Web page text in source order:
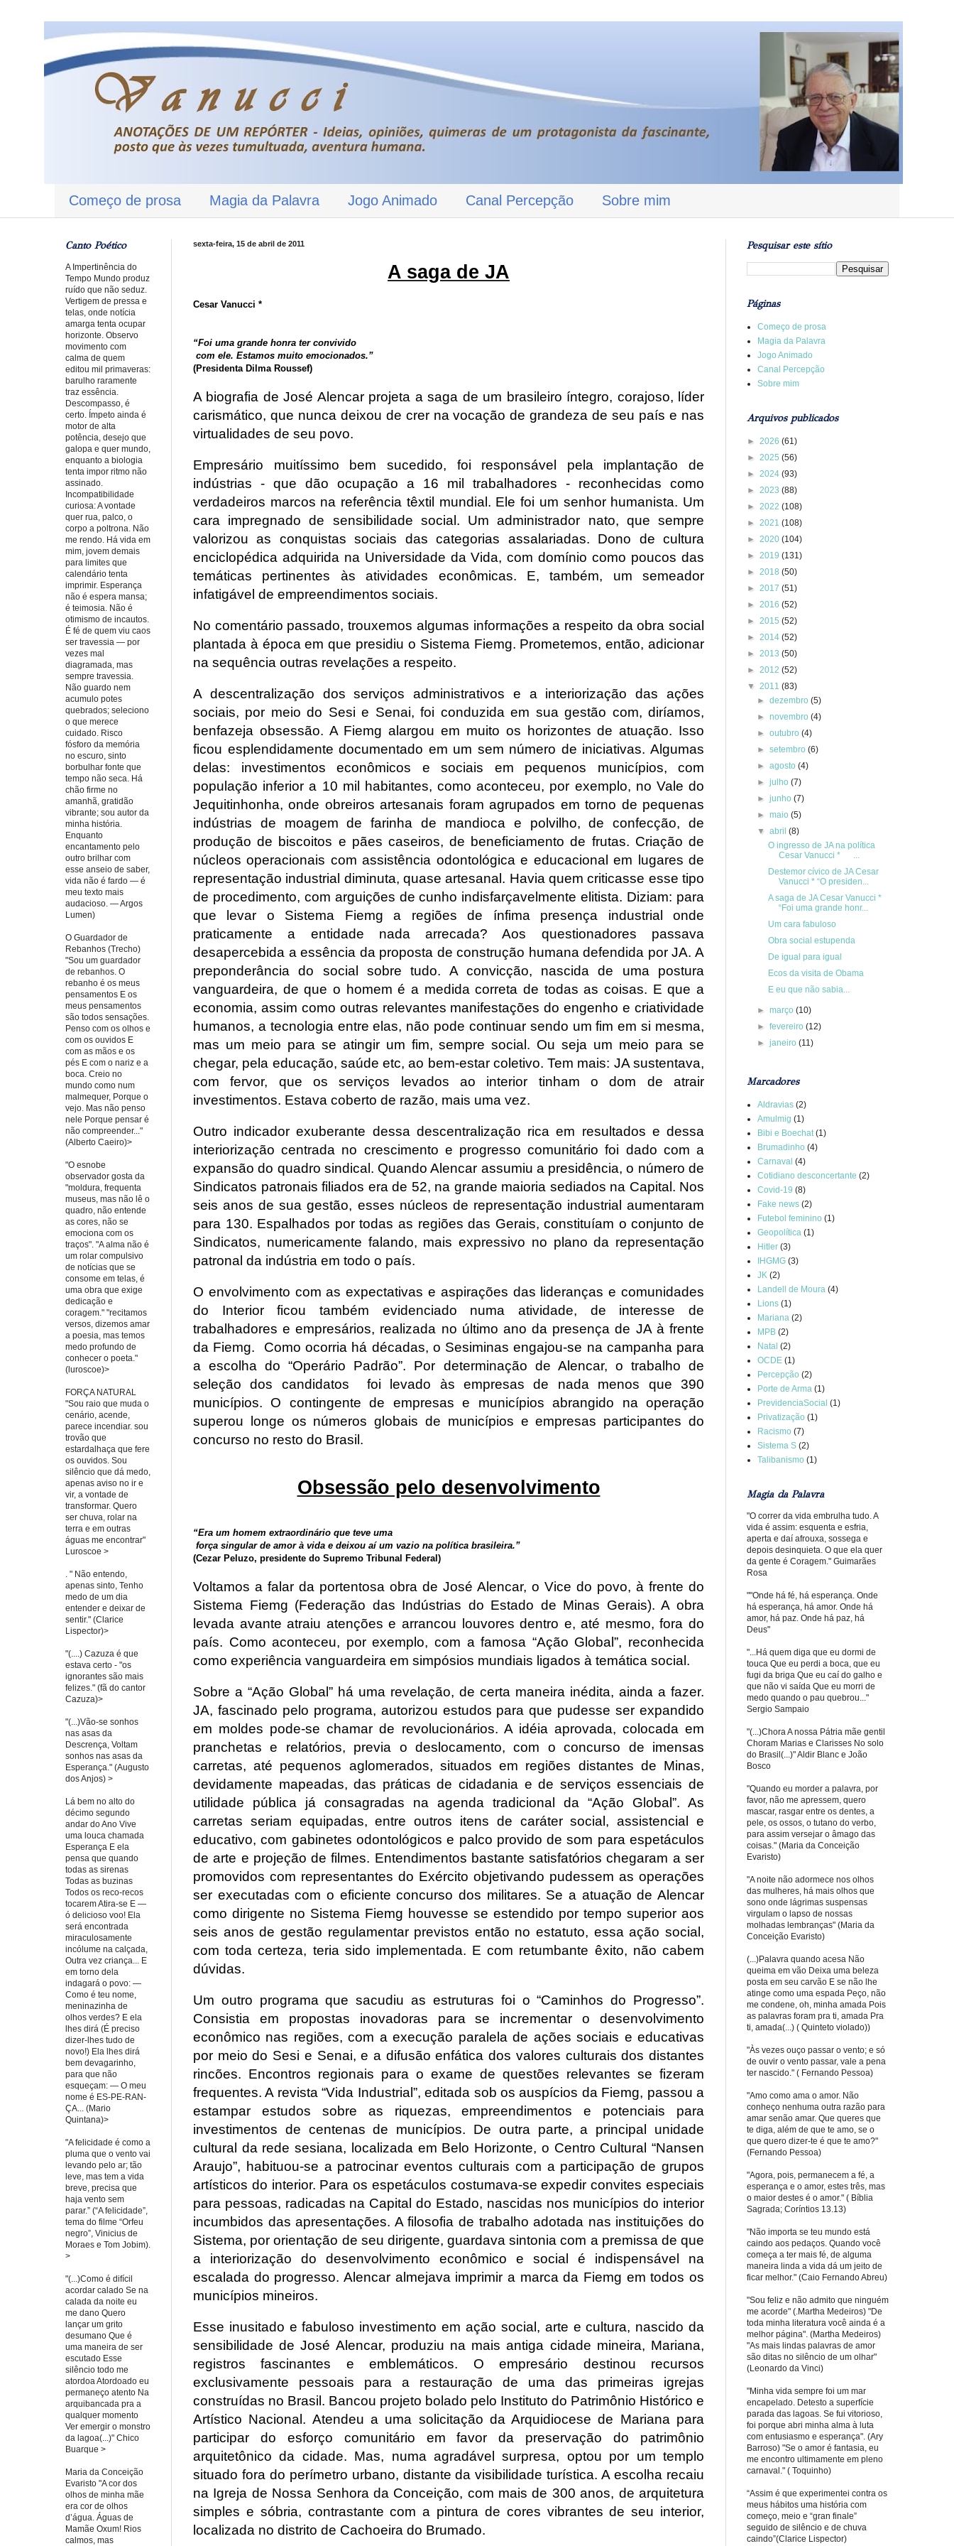
Começo de prosa Magia da Palavra Jogo Animado Canal Percepção Sobre mim
sexta-feira, 15 de abril de 2011
A saga de JA
Cesar Vanucci *
“Foi uma grande honra ter convivido
com ele. Estamos muito emocionados.”
(Presidenta Dilma Roussef)
A biografia de José Alencar projeta a saga de um brasileiro íntegro, corajoso, líder
carismático, que nunca deixou de crer na vocação de grandeza de seu país e nas
virtualidades de seu povo.
Empresário muitíssimo bem sucedido, foi responsável pela implantação de
indústrias - que dão ocupação a 16 mil trabalhadores - reconhecidas como
verdadeiros marcos na referência têxtil mundial. Ele foi um senhor humanista. Um
cara impregnado de sensibilidade social. Um administrador nato, que sempre
valorizou as conquistas sociais das categorias assalariadas. Dono de cultura
enciclopédica adquirida na Universidade da Vida, com domínio como poucos das
temáticas pertinentes às atividades econômicas. E, também, um semeador
infatigável de empreendimentos sociais.
No comentário passado, trouxemos algumas informações a respeito da obra social
plantada à época em que presidiu o Sistema Fiemg. Prometemos, então, adicionar
na sequência outras revelações a respeito.
A descentralização dos serviços administrativos e a interiorização das ações
sociais, por meio do Sesi e Senai, foi conduzida em sua gestão com, diríamos,
benfazeja obsessão. A Fiemg alargou em muito os horizontes de atuação. Isso
ficou esplendidamente documentado em um sem número de iniciativas. Algumas
delas: investimentos econômicos e sociais em pequenos municípios, com
população inferior a 10 mil habitantes, como aconteceu, por exemplo, no Vale do
Jequitinhonha, onde obreiros artesanais foram agrupados em torno de pequenas
indústrias de moagem de farinha de mandioca e polvilho, de confecção, de
produção de biscoitos e pães caseiros, de beneficiamento de frutas. Criação de
núcleos operacionais com assistência odontológica e educacional em lugares de
representação industrial diminuta, quase artesanal. Havia quem criticasse esse tipo
de procedimento, com arguições de cunho indisfarçavelmente elitista. Diziam: para
que levar o Sistema Fiemg a regiões de ínfima presença industrial onde
praticamente a entidade nada arrecada? Aos questionadores passava
desapercebida a essência da proposta de construção humana defendida por JA. A
preponderância do social sobre tudo. A convicção, nascida de uma postura
vanguardeira, de que o homem é a medida correta de todas as coisas. E que a
economia, assim como outras relevantes manifestações do engenho e criatividade
humanos, a tecnologia entre elas, não pode continuar sendo um fim em si mesma,
mas um meio para se atingir um fim, sempre social. Ou seja um meio para se
chegar, pela educação, saúde etc, ao bem-estar coletivo. Tem mais: JA sustentava,
com fervor, que os serviços levados ao interior tinham o dom de atrair
investimentos. Estava coberto de razão, mais uma vez.
Outro indicador exuberante dessa descentralização rica em resultados e dessa
interiorização centrada no crescimento e progresso comunitário foi dado com a
expansão do quadro sindical. Quando Alencar assumiu a presidência, o número de
Sindicatos patronais filiados era de 52, na grande maioria sediados na Capital. Nos
seis anos de sua gestão, esses núcleos de representação industrial aumentaram
para 130. Espalhados por todas as regiões das Gerais, constituíam o conjunto de
Sindicatos, numericamente falando, mais expressivo no plano da representação
patronal da indústria em todo o país.
O envolvimento com as expectativas e aspirações das lideranças e comunidades
do Interior ficou também evidenciado numa atividade, de interesse de
trabalhadores e empresários, realizada no último ano da presença de JA à frente
da Fiemg.
Como ocorria há décadas, o Sesiminas engajou-se na campanha para
a escolha do “Operário Padrão”. Por determinação de Alencar, o trabalho de
seleção dos candidatos
foi levado às empresas de nada menos que 390
municípios. O contingente de empresas e municípios abrangido na operação
superou longe os números globais de municípios e empresas participantes do
concurso no resto do Brasil.
Obsessão pelo desenvolvimento
“Era um homem extraordinário que teve uma
força singular de amor à vida e deixou aí um vazio na política brasileira.”
(Cezar Peluzo, presidente do Supremo Tribunal Federal)
Voltamos a falar da portentosa obra de José Alencar, o Vice do povo, à frente do
Sistema Fiemg (Federação das Indústrias do Estado de Minas Gerais). A obra
levada avante atraiu atenções e arrancou louvores dentro e, até mesmo, fora do
país. Como aconteceu, por exemplo, com a famosa “Ação Global”, reconhecida
como experiência vanguardeira em simpósios mundiais ligados à temática social.
Sobre a “Ação Global” há uma revelação, de certa maneira inédita, ainda a fazer.
JA, fascinado pelo programa, autorizou estudos para que pudesse ser expandido
em moldes pode-se chamar de revolucionários. A idéia aprovada, colocada em
pranchetas e relatórios, previa o deslocamento, com o concurso de imensas
carretas, até pequenos aglomerados, situados em regiões distantes de Minas,
devidamente mapeadas, das práticas de cidadania e de serviços essenciais de
utilidade pública já consagradas na agenda tradicional da “Ação Global”. As
carretas seriam equipadas, entre outros itens de caráter social, assistencial e
educativo, com gabinetes odontológicos e palco provido de som para espetáculos
de arte e projeção de filmes. Entendimentos bastante satisfatórios chegaram a ser
promovidos com representantes do Exército objetivando pudessem as operações
ser executadas com o eficiente concurso dos militares. Se a atuação de Alencar
como dirigente no Sistema Fiemg houvesse se estendido por tempo superior aos
seis anos de gestão regulamentar previstos então no estatuto, essa ação social,
com toda certeza, teria sido implementada. E com retumbante êxito, não cabem
dúvidas.
Um outro programa que sacudiu as estruturas foi o “Caminhos do Progresso”.
Consistia em propostas inovadoras para se incrementar o desenvolvimento
econômico nas regiões, com a execução paralela de ações sociais e educativas
por meio do Sesi e Senai, e a difusão enfática dos valores culturais dos distantes
rincões. Encontros regionais para o exame de questões relevantes se fizeram
frequentes. A revista “Vida Industrial”, editada sob os auspícios da Fiemg, passou a
estampar estudos sobre as riquezas, empreendimentos e potenciais para
investimentos de centenas de municípios. De outra parte, a principal unidade
cultural da rede sesiana, localizada em Belo Horizonte, o Centro Cultural “Nansen
Araujo”, habituou-se a patrocinar eventos culturais com a participação de grupos
artísticos do interior. Para os espetáculos costumava-se expedir convites especiais
para pessoas, radicadas na Capital do Estado, nascidas nos municípios do interior
incumbidos das apresentações. A filosofia de trabalho adotada nas instituições do
Sistema, por orientação de seu dirigente, guardava sintonia com a premissa de que
a interiorização do desenvolvimento econômico e social é indispensável na
escalada do progresso. Alencar almejava imprimir a marca da Fiemg em todos os
municípios mineiros.
Esse inusitado e fabuloso investimento em ação social, arte e cultura, nascido da
sensibilidade de José Alencar, produziu na mais antiga cidade mineira, Mariana,
registros fascinantes e emblemáticos. O empresário destinou recursos
exclusivamente pessoais para a restauração de uma das primeiras igrejas
construídas no Brasil. Bancou projeto bolado pelo Instituto do Patrimônio Histórico e
Artístico Nacional. Atendeu a uma solicitação da Arquidiocese de Mariana para
participar do esforço comunitário em favor da preservação do patrimônio
arquitetônico da cidade. Mas, numa agradável surpresa, optou por um templo
situado fora do perímetro urbano, distante da visibilidade turística. A escolha recaiu
na Igreja de Nossa Senhora da Conceição, com mais de 300 anos, de arquitetura
simples e sóbria, contrastante com a pintura de cores vibrantes de seu interior,
localizada no distrito de Cachoeira do Brumado.
Canto Poético
A Impertinência do
Tempo Mundo produz
ruído que não seduz.
Vertigem de pressa e
telas, onde notícia
amarga tenta ocupar
horizonte. Observo
movimento com
calma de quem
editou mil primaveras:
barulho raramente
traz essência.
Descompasso, é
certo. Ímpeto ainda é
motor de alta
potência, desejo que
galopa e quer mundo,
enquanto a biologia
tenta impor ritmo não
assinado.
Incompatibilidade
curiosa: A vontade
quer rua, palco, o
corpo a poltrona. Não
me rendo. Há vida em
mim, jovem demais
para limites que
calendário tenta
imprimir. Esperança
não é espera mansa;
é teimosia. Não é
otimismo de incautos.
É fé de quem viu caos
ser travessia — por
vezes mal
diagramada, mas
sempre travessia.
Não guardo nem
acumulo potes
quebrados; seleciono
o que merece
cuidado. Risco
fósforo da memória
no escuro, sinto
borbulhar fonte que
tempo não seca. Há
chão firme no
amanhã, gratidão
vibrante; sou autor da
minha história.
Enquanto
encantamento pelo
outro brilhar com
esse anseio de saber,
vida não é fardo — é
meu texto mais
audacioso. — Argos
Lumen)
O Guardador de
Rebanhos (Trecho)
"Sou um guardador
de rebanhos. O
rebanho é os meus
pensamentos E os
meus pensamentos
são todos sensações.
Penso com os olhos e
com os ouvidos E
com as mãos e os
pés E com o nariz e a
boca. Creio no
mundo como num
malmequer, Porque o
vejo. Mas não penso
nele Porque pensar é
não compreender..."
(Alberto Caeiro)>
"O esnobe
observador gosta da
"moldura, frequenta
museus, mas não lê o
quadro, não entende
as cores, não se
emociona com os
traços". "A alma não é
um rolar compulsivo
de notícias que se
consome em telas, é
uma obra que exige
dedicação e
coragem." "recitamos
versos, dizemos amar
a poesia, mas temos
medo profundo de
conhecer o poeta."
(luroscoe)>
FORÇA NATURAL
"Sou raio que muda o
cenário, acende,
parece incendiar. sou
trovão que
estardalhaça que fere
os ouvidos. Sou
silêncio que dá medo,
apenas aviso no ir e
vir, a vontade de
transformar. Quero
ser chuva, rolar na
terra e em outras
águas me encontrar"
Luroscoe >
. " Não entendo,
apenas sinto, Tenho
medo de um dia
entender e deixar de
sentir." (Clarice
Lispector)>
"(....) Cazuza é que
estava certo - "os
ignorantes são mais
felizes." (fã do cantor
Cazuza)>
"(...)Vão-se sonhos
nas asas da
Descrença, Voltam
sonhos nas asas da
Esperança." (Augusto
dos Anjos) >
Lá bem no alto do
décimo segundo
andar do Ano Vive
uma louca chamada
Esperança E ela
pensa que quando
todas as sirenas
Todas as buzinas
Todos os reco-recos
tocarem Atira-se E —
ó delicioso voo! Ela
será encontrada
miraculosamente
incólume na calçada,
Outra vez criança... E
em torno dela
indagará o povo: —
Como é teu nome,
meninazinha de
olhos verdes? E ela
lhes dirá (É preciso
dizer-lhes tudo de
novo!) Ela lhes dirá
bem devagarinho,
para que não
esqueçam: — O meu
nome é ES-PE-RAN-
ÇA... (Mario
Quintana)>
"A felicidade é como a
pluma que o vento vai
levando pelo ar; tão
leve, mas tem a vida
breve, precisa que
haja vento sem
parar.” (“A felicidade”,
tema do filme “Orfeu
negro”, Vinicius de
Moraes e Tom Jobim).
>
"(...)Como é difícil
acordar calado Se na
calada da noite eu
me dano Quero
lançar um grito
desumano Que é
uma maneira de ser
escutado Esse
silêncio todo me
atordoa Atordoado eu
permaneço atento Na
arquibancada pra a
qualquer momento
Ver emergir o monstro
da lagoa(...)" Chico
Buarque >
Maria da Conceição
Evaristo "A cor dos
olhos de minha mãe
era cor de olhos
d’água. Águas de
Mamãe Oxum! Rios
calmos, mas
Pesquisar este sítio
Páginas
Começo de prosa
Magia da Palavra
Jogo Animado
Canal Percepção
Sobre mim
Arquivos publicados
► 2026 (61)
► 2025 (56)
► 2024 (93)
► 2023 (88)
► 2022 (108)
► 2021 (108)
► 2020 (104)
► 2019 (131)
► 2018 (50)
► 2017 (51)
► 2016 (52)
► 2015 (52)
► 2014 (52)
► 2013 (50)
► 2012 (52)
▼ 2011 (83)
►dezembro(5)
►novembro(4)
►outubro(4)
►setembro(6)
►agosto(4)
►julho(7)
►junho(7)
►maio(5)
▼abril(8)
O ingresso de JA na política
Cesar Vanucci * ...
Destemor cívico de JA Cesar
Vanucci * “O presiden...
A saga de JA Cesar Vanucci *
“Foi uma grande honr...
Um cara fabuloso
Obra social estupenda
De igual para igual
Ecos da visita de Obama
E eu que não sabia...
►março(10)
►fevereiro(12)
►janeiro(11)
Marcadores
Aldravias (2)
Amulmig (1)
Bibi e Boechat (1)
Brumadinho (4)
Carnaval (4)
Cotidiano desconcertante (2)
Covid-19 (8)
Fake news (2)
Futebol feminino (1)
Geopolítica (1)
Hitler (3)
IHGMG (3)
JK (2)
Landell de Moura (4)
Lions (1)
Mariana (2)
MPB (2)
Natal (2)
OCDE (1)
Percepção (2)
Porte de Arma (1)
PrevidenciaSocial (1)
Privatização (1)
Racismo (7)
Sistema S (2)
Talibanismo (1)
Magia da Palavra
"O correr da vida embrulha tudo. A
vida é assim: esquenta e esfria,
aperta e daí afrouxa, sossega e
depois desinquieta. O que ela quer
da gente é Coragem." Guimarães
Rosa
""Onde há fé, há esperança. Onde
há esperança, há amor. Onde há
amor, há paz. Onde há paz, há
Deus"
"...Há quem diga que eu dormi de
touca Que eu perdi a boca, que eu
fugi da briga Que eu caí do galho e
que não vi saída Que eu morri de
medo quando o pau quebrou..."
Sergio Sampaio
"(...)Chora A nossa Pátria mãe gentil
Choram Marias e Clarisses No solo
do Brasil(...)" Aldir Blanc e João
Bosco
"Quando eu morder a palavra, por
favor, não me apressem, quero
mascar, rasgar entre os dentes, a
pele, os ossos, o tutano do verbo,
para assim versejar o âmago das
coisas." (Maria da Conceição
Evaristo)
"A noite não adormece nos olhos
das mulheres, há mais olhos que
sono onde lágrimas suspensas
virgulam o lapso de nossas
molhadas lembranças" (Maria da
Conceição Evaristo)
(...)Palavra quando acesa Não
queima em vão Deixa uma beleza
posta em seu carvão E se não lhe
atinge como uma espada Peço, não
me condene, oh, minha amada Pois
as palavras foram pra ti, amada Pra
ti, amada(...) ( Quinteto violado))
"Às vezes ouço passar o vento; e só
de ouvir o vento passar, vale a pena
ter nascido." ( Fernando Pessoa)
"Amo como ama o amor. Não
conheço nenhuma outra razão para
amar senão amar. Que queres que
te diga, além de que te amo, se o
que quero dizer-te é que te amo?"
(Fernando Pessoa)
"Agora, pois, permanecem a fé, a
esperança e o amor, estes três, mas
o maior destes é o amor." ( Bíblia
Sagrada; Coríntios 13.13)
"Não importa se teu mundo está
caindo aos pedaços. Quando você
começa a ter mais fé, de alguma
maneira linda a vida dá um jeito de
ficar melhor." (Caio Fernando Abreu)
"Sou feliz e não admito que ninguém
me acorde" (.Martha Medeiros) "De
toda minha literatura você ainda é a
melhor página". (Martha Medeiros)
"As mais lindas palavras de amor
são ditas no silêncio de um olhar"
(Leonardo da Vinci)
"Minha vida sempre foi um mar
encapelado. Detesto a superfície
parada das lagoas. Se fui vitorioso,
foi porque abri minha alma à luta
com entusiasmo e esperança". (Ary
Barroso) "Se o amor é fantasia, eu
me encontro ultimamente em pleno
carnaval." ( Toquinho)
“Assim é que experimentei contra os
meus hábitos uma história com
começo, meio e “gran finale”
seguido de silêncio e de chuva
caindo”(Clarice Lispector)